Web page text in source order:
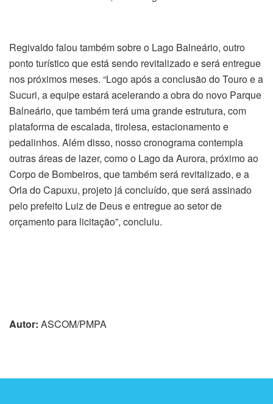
Regivaldo falou também sobre o Lago Balneário, outro
ponto turístico que está sendo revitalizado e será entregue
nos próximos meses. “Logo após a conclusão do Touro e a
Sucuri, a equipe estará acelerando a obra do novo Parque
Balneário, que também terá uma grande estrutura, com
plataforma de escalada, tirolesa, estacionamento e
pedalinhos. Além disso, nosso cronograma contempla
outras áreas de lazer, como o Lago da Aurora, próximo ao
Corpo de Bombeiros, que também será revitalizado, e a
Orla do Capuxu, projeto já concluído, que será assinado
pelo prefeito Luiz de Deus e entregue ao setor de
orçamento para licitação”, concluiu.
Autor: ASCOM/PMPA